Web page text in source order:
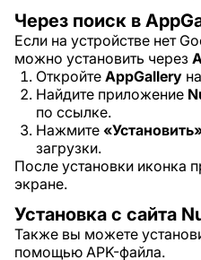
Через поиск в
Если на устройстве нет
можно установить через
Откройте AppGallery
Найдите приложение
по ссылке.
Нажмите
загрузки.
После установки иконка
экране.
Установка с сайта
Также вы можете
помощью APK-файла.